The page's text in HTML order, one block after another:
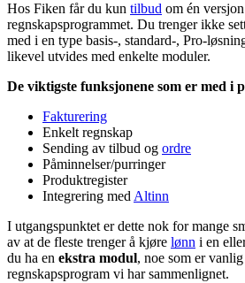
Hos Fiken får du kun tilbud om én
regnskapsprogrammet. Du trenger ikke
med i en type basis-, standard-, Pro-
likevel utvides med enkelte moduler.
De viktigste funksjonene som er med i
Fakturering
Enkelt regnskap
Sending av tilbud og ordre
Påminnelser/purringer
Produktregister
Integrering med Altinn
I utgangspunktet er dette nok for mange
av at de fleste trenger å kjøre lønn i en
du ha en ekstra modul, noe som er
regnskapsprogram vi har sammenlignet.